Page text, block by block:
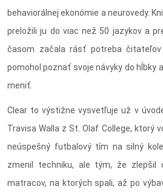
behaviorálnej ekonómie a neurovedy.
preložili ju do viac než 50 jazykov a
časom začala rásť potreba
pomohol poznať svoje návyky do hĺbky
meniť.
Clear to výstižne vysvetľuje už v
Travisa Walla z St. Olaf College, ktorý
neúspešný futbalový tím na silný
zmenil techniku, ale tým, že zlepšil
matracov, na ktorých spali, až po